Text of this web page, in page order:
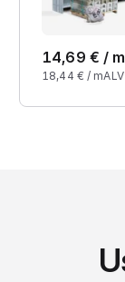
14,69 € / m
18,44 € / m